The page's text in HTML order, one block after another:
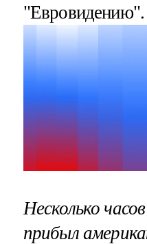
"Евровидению".
Несколько
прибыл